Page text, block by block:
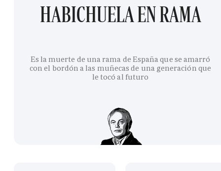
HABICHUELA EN RAMA
Es la muerte de una rama de España que se amarró
con el bordón a las muñecas de una generación que
le tocó al futuro